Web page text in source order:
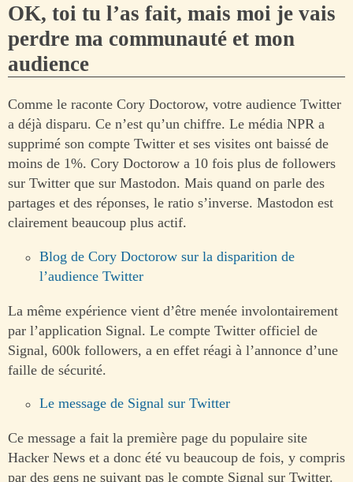
OK, toi tu l’as fait, mais moi je vais
perdre ma communauté et mon
audience
Comme le raconte Cory Doctorow, votre audience Twitter
a déjà disparu. Ce n’est qu’un chiffre. Le média NPR a
supprimé son compte Twitter et ses visites ont baissé de
moins de 1%. Cory Doctorow a 10 fois plus de followers
sur Twitter que sur Mastodon. Mais quand on parle des
partages et des réponses, le ratio s’inverse. Mastodon est
clairement beaucoup plus actif.
Blog de Cory Doctorow sur la disparition de
l’audience Twitter
La même expérience vient d’être menée involontairement
par l’application Signal. Le compte Twitter officiel de
Signal, 600k followers, a en effet réagi à l’annonce d’une
faille de sécurité.
Le message de Signal sur Twitter
Ce message a fait la première page du populaire site
Hacker News et a donc été vu beaucoup de fois, y compris
par des gens ne suivant pas le compte Signal sur Twitter.